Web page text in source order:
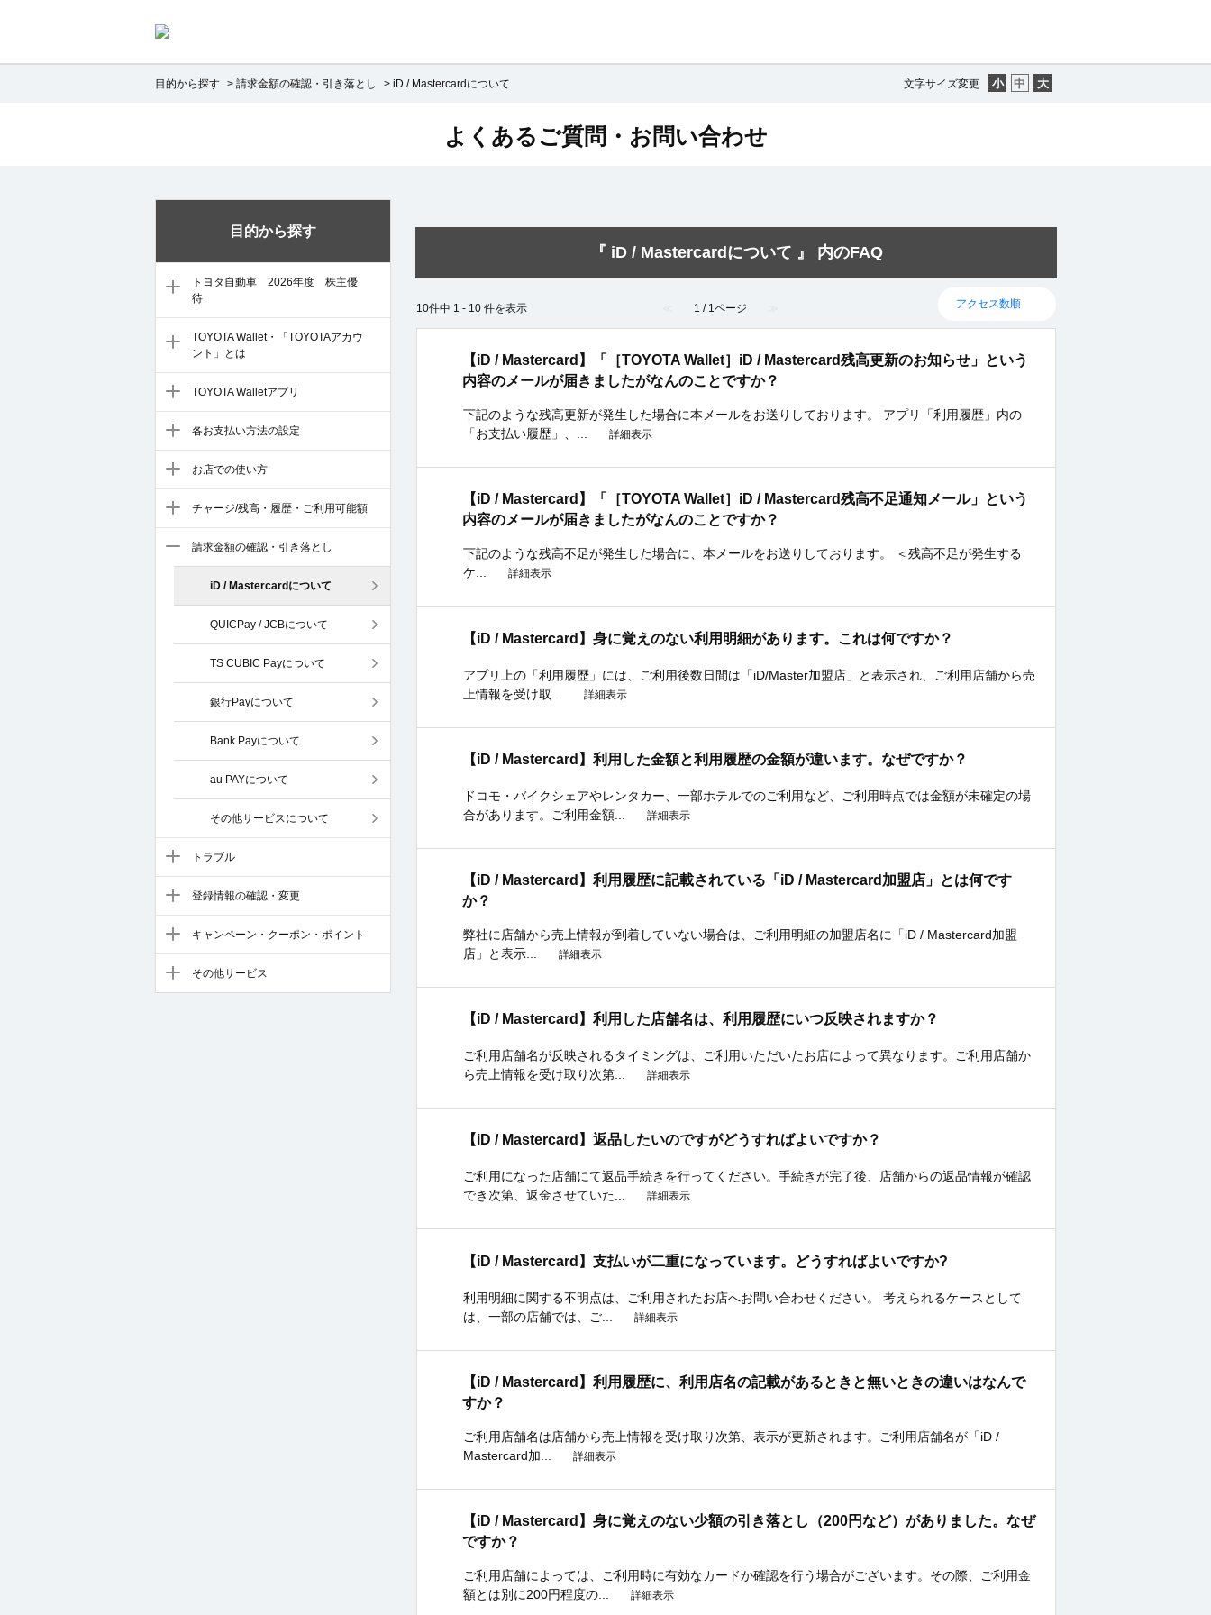
文字サイズ変更
目的から探す > 請求金額の確認・引き落とし > iD / Mastercardについて
目的から探す
トヨタ自動車 2026年度 株主優
待
TOYOTA Wallet・「TOYOTAアカウ
ント」とは
TOYOTA Walletアプリ
各お支払い方法の設定
お店での使い方
チャージ/残高・履歴・ご利用可能額
請求金額の確認・引き落とし
iD / Mastercardについて
QUICPay / JCBについて
TS CUBIC Payについて
銀行Payについて
Bank Payについて
au PAYについて
その他サービスについて
トラブル
登録情報の確認・変更
キャンペーン・クーポン・ポイント
その他サービス
よくあるご質問・お問い合わせ
『 iD / Mastercardについて 』 内のFAQ
10件中 1 - 10 件を表示 1 / 1ページ
【iD / Mastercard】「［TOYOTA Wallet］iD / Mastercard残高更新のお知らせ」という
内容のメールが届きましたがなんのことですか？
下記のような残高更新が発生した場合に本メールをお送りしております。 アプリ「利用履歴」内の
「お支払い履歴」、...
詳細表示
【iD / Mastercard】「［TOYOTA Wallet］iD / Mastercard残高不足通知メール」という
内容のメールが届きましたがなんのことですか？
下記のような残高不足が発生した場合に、本メールをお送りしております。 ＜残高不足が発生する
ケ...
詳細表示
【iD / Mastercard】身に覚えのない利用明細があります。これは何ですか？
アプリ上の「利用履歴」には、ご利用後数日間は「iD/Master加盟店」と表示され、ご利用店舗から売
上情報を受け取...
詳細表示
【iD / Mastercard】利用した金額と利用履歴の金額が違います。なぜですか？
ドコモ・バイクシェアやレンタカー、一部ホテルでのご利用など、ご利用時点では金額が未確定の場
合があります。ご利用金額...
詳細表示
【iD / Mastercard】利用履歴に記載されている「iD / Mastercard加盟店」とは何です
か？
弊社に店舗から売上情報が到着していない場合は、ご利用明細の加盟店名に「iD / Mastercard加盟
店」と表示...
詳細表示
【iD / Mastercard】利用した店舗名は、利用履歴にいつ反映されますか？
ご利用店舗名が反映されるタイミングは、ご利用いただいたお店によって異なります。ご利用店舗か
ら売上情報を受け取り次第...
詳細表示
【iD / Mastercard】返品したいのですがどうすればよいですか？
ご利用になった店舗にて返品手続きを行ってください。手続きが完了後、店舗からの返品情報が確認
でき次第、返金させていた...
詳細表示
【iD / Mastercard】支払いが二重になっています。どうすればよいですか?
利用明細に関する不明点は、ご利用されたお店へお問い合わせください。 考えられるケースとして
は、一部の店舗では、ご...
詳細表示
【iD / Mastercard】利用履歴に、利用店名の記載があるときと無いときの違いはなんで
すか？
ご利用店舗名は店舗から売上情報を受け取り次第、表示が更新されます。ご利用店舗名が「iD /
Mastercard加...
詳細表示
【iD / Mastercard】身に覚えのない少額の引き落とし（200円など）がありました。なぜ
ですか？
ご利用店舗によっては、ご利用時に有効なカードか確認を行う場合がございます。その際、ご利用金
額とは別に200円程度の...
詳細表示